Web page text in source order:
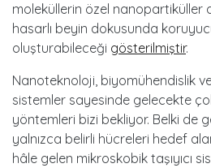
moleküllerin özel nanopartiküller
hasarlı beyin dokusunda
oluşturabileceği gösterilmiştir.
Nanoteknoloji, biyomühendislik
sistemler sayesinde gelecekte
yöntemleri bizi bekliyor. Belki de
yalnızca belirli hücreleri hedef
hâle gelen mikroskobik taşıyıcı